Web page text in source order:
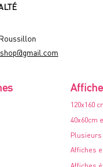
120x160
40x60cm
Plusieurs
Affiches